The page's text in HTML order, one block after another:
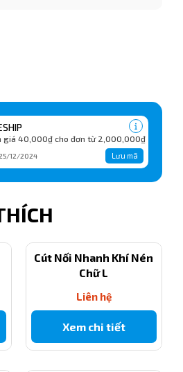
giá 40,000₫ cho đơn từ 2,000,000₫
12/2024 Lưu mã
Cút Nối Nhanh Khí Nén
Chữ L
Liên hệ
Xem chi tiết